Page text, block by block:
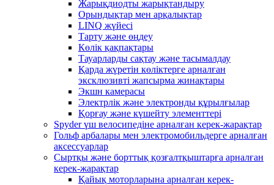
Жарықдиодты жарықтандыру
Орындықтар мен арқалықтар
LINQ жүйесі
Тарту және өңдеу
Көлік қақпақтары
Тауарларды сақтау және тасымалдау
Қарда жүретін көліктерге арналған
эксклюзивті жапсырма жинақтары
Экшн камерасы
Электрлік және электронды құрылғылар
Қорғау және күшейту элементтері
Spyder үш велосипедіне арналған керек-жарақтар
Гольф арбалары мен электромобильдерге арналған
аксессуарлар
Сыртқы және борттық қозғалтқыштарға арналған
керек-жарақтар
Қайық моторларына арналған керек-